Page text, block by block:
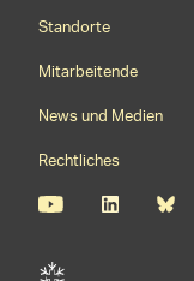
Standorte
Mitarbeitende
News und Medien
Rechtliches